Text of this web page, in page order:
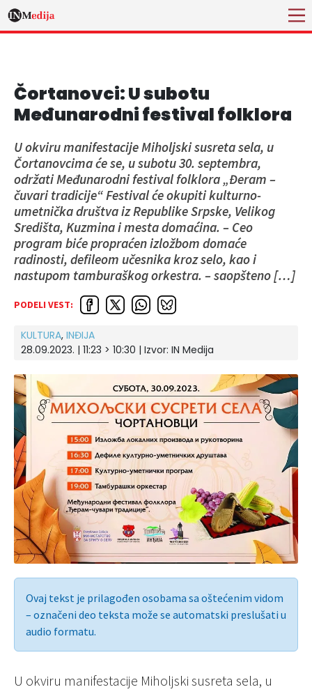
Čortanovci: U subotu
Međunarodni festival folklora
U okviru manifestacije Miholjski susreta sela, u
Čortanovcima će se, u subotu 30. septembra,
održati Međunarodni festival folklora „Đeram –
čuvari tradicije“ Festival će okupiti kulturno-
umetnička društva iz Republike Srpske, Velikog
Središta, Kuzmina i mesta domaćina. – Ceo
program biće propraćen izložbom domaće
radinosti, defileom učesnika kroz selo, kao i
nastupom tamburaškog orkestra. – saopšteno […]
PODELI VEST:
KULTURA, INĐIJA
28.09.2023. | 11:23 > 10:30 | Izvor: IN Medija
Ovaj tekst je prilagođen osobama sa oštećenim vidom
– označeni deo teksta može se automatski preslušati u
audio formatu.
U okviru manifestacije Miholjski susreta sela, u